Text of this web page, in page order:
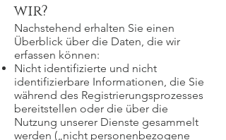
wir?
Nachstehend erhalten Sie einen
Überblick über die Daten, die wir
erfassen können:
Nicht identifizierte und nicht
identifizierbare Informationen, die Sie
während des Registrierungsprozesses
bereitstellen oder die über die
Nutzung unserer Dienste gesammelt
werden („nicht personenbezogene